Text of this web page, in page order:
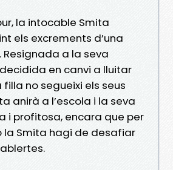
la intocable Smita
els excrements d’una
a la seva
en canvi a lluitar
no segueixi els seus
anirà a l’escola i la seva
i profitosa, encara que per
la Smita hagi de desafiar